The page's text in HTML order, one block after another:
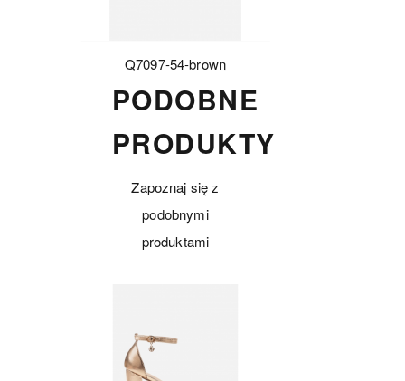
Q7097-54-brown
PODOBNE
PRODUKTY
Zapoznaj się z
podobnymi
produktami